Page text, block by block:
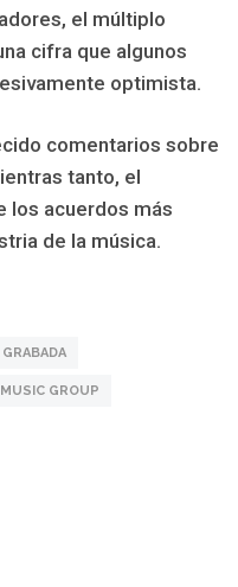
el múltiplo
cifra que algunos
optimista.
comentarios sobre
tanto, el
los acuerdos más
de la música.
GROUP